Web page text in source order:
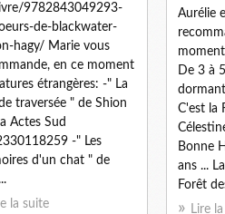
9782843049293-
de-blackwater-
hagy/ Marie vous
en ce moment
étrangères: -" La
traversée " de Shion
Actes Sud
-" Les
d'un chat " de
la suite
Aurélie
De 3 à
C'est la
Bonne
ans ...
Forêt
Lire